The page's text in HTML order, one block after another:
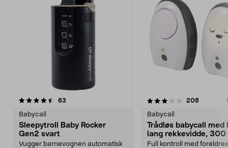
63
Babycall
Sleepytroll Baby Rocker
Gen2 svart
Vugger barnevognen automatisk
3.5 av 5 stjerner 208
Babycall
Trådløs babycall med
lang rekkevidde, 300
Full kontroll med
3.5 av 5 stjerner